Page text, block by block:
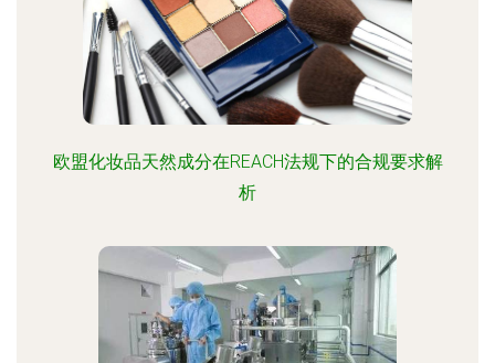
欧盟化妆品天然成分在REACH法规下的合规要求解
析